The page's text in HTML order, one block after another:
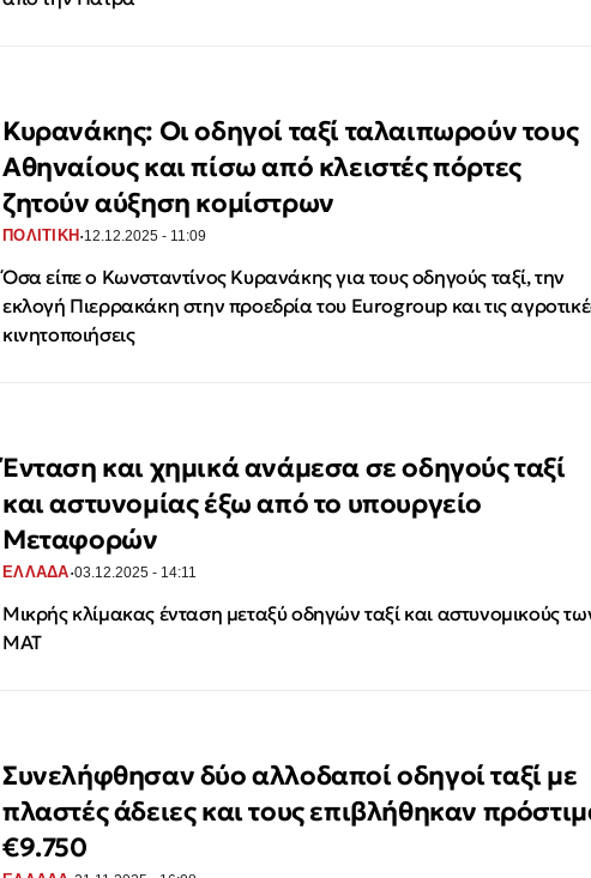
Κυρανάκης: Οι οδηγοί ταξί ταλαιπωρούν τους
Αθηναίους και πίσω από κλειστές πόρτες
ζητούν αύξηση κομίστρων
ΠΟΛΙΤΙΚΗ ·12.12.2025 - 11:09
Όσα είπε ο Κωνσταντίνος Κυρανάκης για τους οδηγούς ταξί, την
εκλογή Πιερρακάκη στην προεδρία του Eurogroup και τις
κινητοποιήσεις
Ένταση και χημικά ανάμεσα σε οδηγούς ταξί
και αστυνομίας έξω από το υπουργείο
Μεταφορών
ΕΛΛΑΔΑ·03.12.2025 - 14:11
Μικρής κλίμακας ένταση μεταξύ οδηγών ταξί και αστυνομικούς
ΜΑΤ
Συνελήφθησαν δύο αλλοδαποί οδηγοί ταξί με
πλαστές άδειες και τους επιβλήθηκαν
€9.750